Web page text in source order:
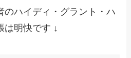
のハイディ・グラント・ハ
は明快です ↓